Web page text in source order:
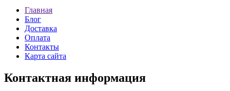
Главная
Блог
Доставка
Оплата
Контакты
Карта сайта
Контактная информация